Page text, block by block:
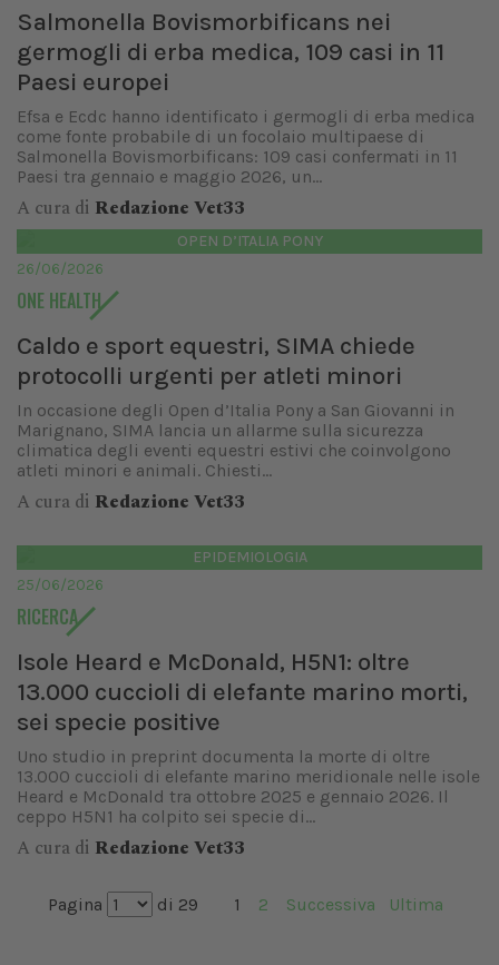
Salmonella Bovismorbificans nei
germogli di erba medica, 109 casi in 11
Paesi europei
Efsa e Ecdc hanno identificato i germogli di erba medica
come fonte probabile di un focolaio multipaese di
Salmonella Bovismorbificans: 109 casi confermati in 11
Paesi tra gennaio e maggio 2026, un...
A cura di Redazione Vet33
OPEN D’ITALIA PONY
26/06/2026
ONE HEALTH
Caldo e sport equestri, SIMA chiede
protocolli urgenti per atleti minori
In occasione degli Open d’Italia Pony a San Giovanni in
Marignano, SIMA lancia un allarme sulla sicurezza
climatica degli eventi equestri estivi che coinvolgono
atleti minori e animali. Chiesti...
A cura di Redazione Vet33
EPIDEMIOLOGIA
25/06/2026
RICERCA
Isole Heard e McDonald, H5N1: oltre
13.000 cuccioli di elefante marino morti,
sei specie positive
Uno studio in preprint documenta la morte di oltre
13.000 cuccioli di elefante marino meridionale nelle isole
Heard e McDonald tra ottobre 2025 e gennaio 2026. Il
ceppo H5N1 ha colpito sei specie di...
A cura di Redazione Vet33
Pagina di 29 1 2 Successiva Ultima